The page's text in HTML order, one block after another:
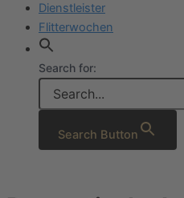
Dienstleister
Flitterwochen
Search for:
Search Button